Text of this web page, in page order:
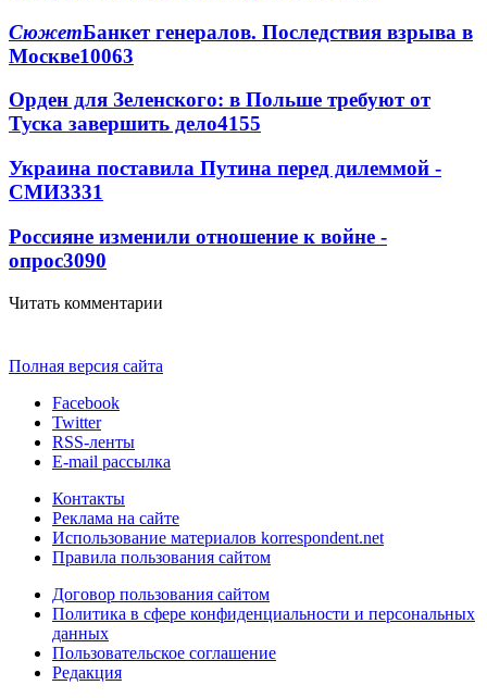
СюжетБанкет генералов. Последствия взрыва в
Москве10063
Орден для Зеленского: в Польше требуют от
Туска завершить дело4155
Украина поставила Путина перед дилеммой -
СМИ3331
Россияне изменили отношение к войне -
опрос3090
Читать комментарии
Полная версия сайта
Facebook
Twitter
RSS-ленты
E-mail рассылка
Контакты
Реклама на сайте
Использование материалов korrespondent.net
Правила пользования сайтом
Договор пользования сайтом
Политика в сфере конфиденциальности и персональных
данных
Пользовательское соглашение
Редакция